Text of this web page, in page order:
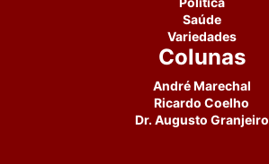
Saúde
Variedades
Colunas
André Marechal
Ricardo Coelho
Dr. Augusto Granjeiro